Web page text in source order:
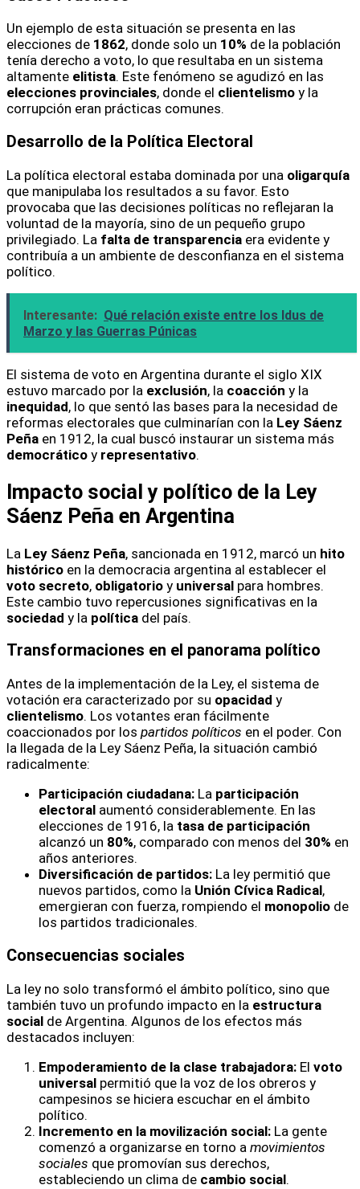
Un ejemplo de esta situación se presenta en las
elecciones de 1862, donde solo un 10% de la población
tenía derecho a voto, lo que resultaba en un sistema
altamente elitista. Este fenómeno se agudizó en las
elecciones provinciales, donde el clientelismo y la
corrupción eran prácticas comunes.
Desarrollo de la Política Electoral
La política electoral estaba dominada por una oligarquía
que manipulaba los resultados a su favor. Esto
provocaba que las decisiones políticas no reflejaran la
voluntad de la mayoría, sino de un pequeño grupo
privilegiado. La falta de transparencia era evidente y
contribuía a un ambiente de desconfianza en el sistema
político.
Interesante: Qué relación existe entre los Idus de
Marzo y las Guerras Púnicas
El sistema de voto en Argentina durante el siglo XIX
estuvo marcado por la exclusión, la coacción y la
inequidad, lo que sentó las bases para la necesidad de
reformas electorales que culminarían con la Ley Sáenz
Peña en 1912, la cual buscó instaurar un sistema más
democrático y representativo.
Impacto social y político de la Ley
Sáenz Peña en Argentina
La Ley Sáenz Peña, sancionada en 1912, marcó un hito
histórico en la democracia argentina al establecer el
voto secreto, obligatorio y universal para hombres.
Este cambio tuvo repercusiones significativas en la
sociedad y la política del país.
Transformaciones en el panorama político
Antes de la implementación de la Ley, el sistema de
votación era caracterizado por su opacidad y
clientelismo. Los votantes eran fácilmente
coaccionados por los partidos políticos en el poder. Con
la llegada de la Ley Sáenz Peña, la situación cambió
radicalmente:
Participación ciudadana: La participación
electoral aumentó considerablemente. En las
elecciones de 1916, la tasa de participación
alcanzó un 80%, comparado con menos del 30% en
años anteriores.
Diversificación de partidos: La ley permitió que
nuevos partidos, como la Unión Cívica Radical,
emergieran con fuerza, rompiendo el monopolio de
los partidos tradicionales.
Consecuencias sociales
La ley no solo transformó el ámbito político, sino que
también tuvo un profundo impacto en la estructura
social de Argentina. Algunos de los efectos más
destacados incluyen:
Empoderamiento de la clase trabajadora: El voto
universal permitió que la voz de los obreros y
campesinos se hiciera escuchar en el ámbito
político.
Incremento en la movilización social: La gente
comenzó a organizarse en torno a movimientos
sociales que promovían sus derechos,
estableciendo un clima de cambio social.